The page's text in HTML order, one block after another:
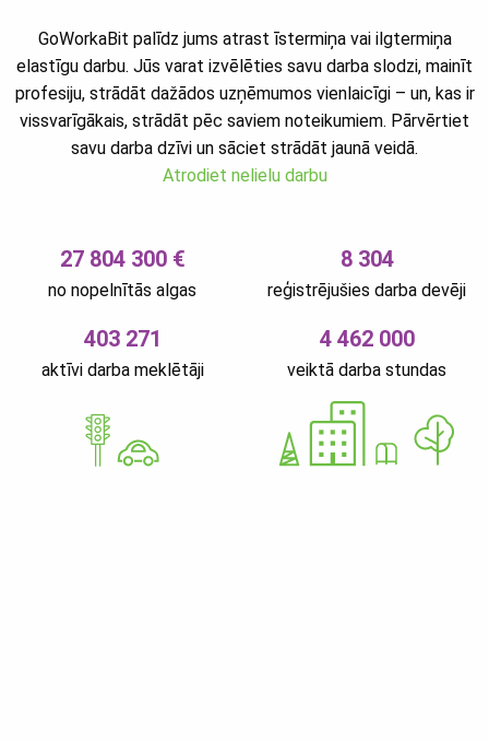
GoWorkaBit palīdz jums atrast īstermiņa vai ilgtermiņa
elastīgu darbu. Jūs varat izvēlēties savu darba slodzi, mainīt
profesiju, strādāt dažādos uzņēmumos vienlaicīgi – un, kas ir
vissvarīgākais, strādāt pēc saviem noteikumiem. Pārvērtiet
savu darba dzīvi un sāciet strādāt jaunā veidā.
Atrodiet nelielu darbu
27 804 300 €
no nopelnītās algas
8 304
reģistrējušies darba devēji
403 271
aktīvi darba meklētāji
4 462 000
veiktā darba stundas